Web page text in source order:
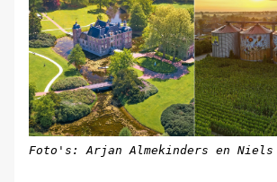
Foto's: Arjan Almekinders en Niels